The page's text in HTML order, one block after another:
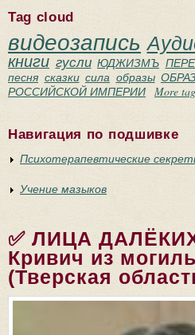
Tag cloud
видеозапись
книги гусли ЮДЖИЗМЪ
песня сказки сила образы
РОССИЙСКОЙ ИМПЕРИИ
More
Навигация по подшивке
Психотерапевтические
Учение мазыков
✅ ЛИЦА
Кривич из
(Тверская